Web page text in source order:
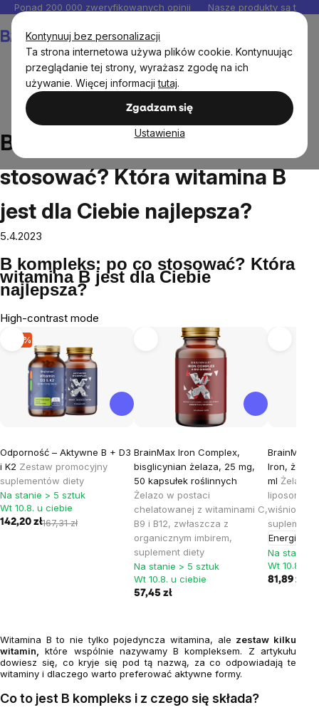
Kontynuuj bez personalizacji
Ta strona internetowa używa plików cookie. Kontynuując
przeglądanie tej strony, wyrażasz zgodę na ich
używanie. Więcej informacjitutaj.
Zgadzam się
Ustawienia
Przejść
do
treści
Ponad 200 000 zweryfikowanych opinii Nasze produkty są
B complex: dlaczego stosować? Która witamina B
jest dla Ciebie najlepsza?
B complex: dlaczego
stosować? Która witamina B
jest dla Ciebie najlepsza?
5.4.2023
B kompleks: po co stosować? Która
witamina B jest dla Ciebie
najlepsza?
High-contrast mode
-15 %
Odporność – Aktywne B + D3
i K2 Zestaw promocyjny
suplementów diety
Na stanie > 5 sztuk
Wt 10.8. u ciebie
142,20 zł167,31 zł
BrainMax Iron Complex,
bisglicynian żelaza, 25 mg,
50 kapsułek roślinnych
Żelazo w postaci
chelatowanej z witaminami C,
B9 i B12, zwłaszcza z
organicznym imbirem,
suplement diety
Na stanie > 5 sztuk
Wt 10.8. u ciebie
57,45 zł
BrainMax
Iron,
ml Żelazo
wiśniowo-
suplement
Energia
Na stanie
Wt 10.8. u
81,89 zł
Witamina B to nie tylko pojedyncza witamina, ale zestaw kilku
witamin,
które wspólnie nazywamy B kompleksem. Z artykułu
dowiesz się, co kryje się pod tą nazwą, za co odpowiadają te
witaminy i dlaczego warto preferować aktywne formy.
Co to jest B kompleks i z czego się składa?